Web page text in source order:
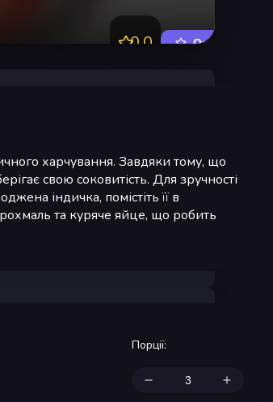
0.0 Оцінити
харчування. Завдяки тому, що
свою соковитість. Для зручності
індичка, помістіть її в
та куряче яйце, що робить
Порції: